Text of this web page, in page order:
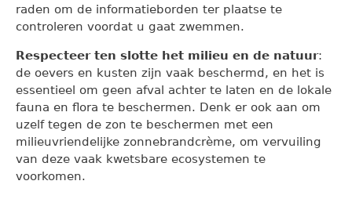
raden om de informatieborden ter plaatse te
controleren voordat u gaat zwemmen.
Respecteer ten slotte het milieu en de natuur:
de oevers en kusten zijn vaak beschermd, en het is
essentieel om geen afval achter te laten en de lokale
fauna en flora te beschermen. Denk er ook aan om
uzelf tegen de zon te beschermen met een
milieuvriendelijke zonnebrandcrème, om vervuiling
van deze vaak kwetsbare ecosystemen te
voorkomen.